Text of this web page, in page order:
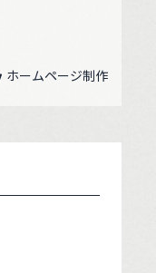
ホームページ制作